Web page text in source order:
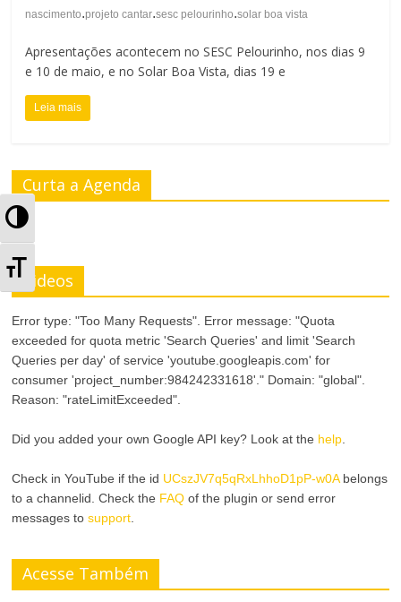
A
t
e
r
n
a
r
A
A
t
e
r
n
a
r
T
a
nascimento.projeto cantar.sesc pelourinho.solar boa vista
Apresentações acontecem no SESC Pelourinho, nos dias 9
e 10 de maio, e no Solar Boa Vista, dias 19 e
Leia mais
Curta a Agenda
Videos
Error type: "Too Many Requests". Error message: "Quota
exceeded for quota metric 'Search Queries' and limit 'Search
Queries per day' of service 'youtube.googleapis.com' for
consumer 'project_number:984242331618'." Domain: "global".
Reason: "rateLimitExceeded".
Did you added your own Google API key? Look at the help
Check in YouTube if the id UCszJV7q5qRxLhhoD1pP-w0Abelongs
to a channelid. Check the FAQ of the plugin or send error
messages tosupport
Acesse Também